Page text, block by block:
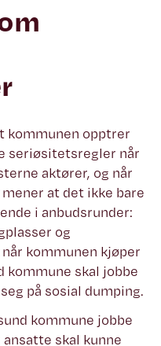
kommunen opptrer
seriøsitetsregler når
aktører, og når
at det ikke bare
i anbudsrunder:
og
kommunen kjøper
kommune skal jobbe
på sosial dumping.
kommune jobbe
skal kunne